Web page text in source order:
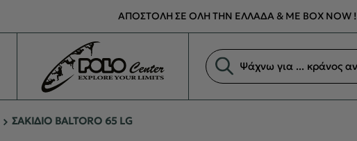
ΑΠΟΣΤΟΛΗ ΣΕ ΟΛΗ ΤΗΝ ΕΛΛΑΔΑ & ΜΕ BOX NOW !
Αναζήτηση
προϊόντων
ΣΑΚΙΔΙΟ BALTORO 65 LG